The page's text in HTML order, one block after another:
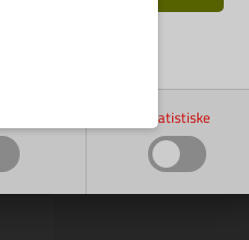
Statistiske
Bestillingsvare